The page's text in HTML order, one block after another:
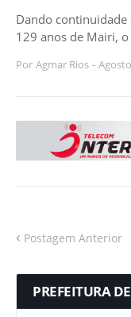
Dando
129 anos de Mairi,
Por Agmar Rios -
Postagem Anterior
PREFEITURA